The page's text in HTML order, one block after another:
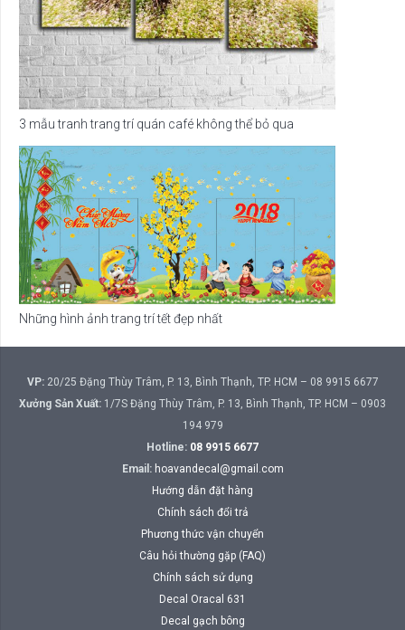
3 mẫu tranh trang trí quán café không thể bỏ qua
Những hình ảnh trang trí tết đẹp nhất
VP:20/25 Đặng Thùy Trâm, P. 13, Bình Thạnh, TP. HCM – 08 9915 6677
Xưởng Sản Xuất: 1/7S Đặng Thùy Trâm, P. 13, Bình Thạnh, TP. HCM – 0903
194 979
Hotline: 08 9915 6677
Email: hoavandecal@gmail.com
Hướng dẫn đặt hàng
Chính sách đổi trả
Phương thức vận chuyển
Câu hỏi thường gặp (FAQ)
Chính sách sử dụng
Decal Oracal 631
Decal gạch bông